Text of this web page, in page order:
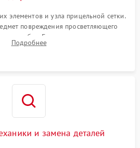
элементов и узла прицельной сетки.
повреждения просветляющего
грибка. Бережная очистка стекол
целостности гравированной
Подробнее
и замена деталей